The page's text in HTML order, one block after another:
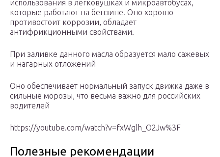
использования в легковушках и микроавтобусах,
которые работают на бензине. Оно хорошо
противостоит коррозии, обладает
антифрикционными свойствами.
При заливке данного масла образуется мало сажевых
и нагарных отложений
Оно обеспечивает нормальный запуск движка даже в
сильные морозы, что весьма важно для российских
водителей
https://youtube.com/watch?v=fxWglh_O2Jw%3F
Полезные рекомендации